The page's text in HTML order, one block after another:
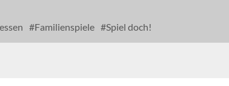
Familienspiele Spiel doch!